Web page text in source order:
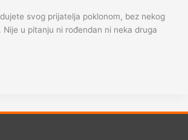
svog prijatelja poklonom, bez nekog
Nije u pitanju ni rođendan ni neka druga